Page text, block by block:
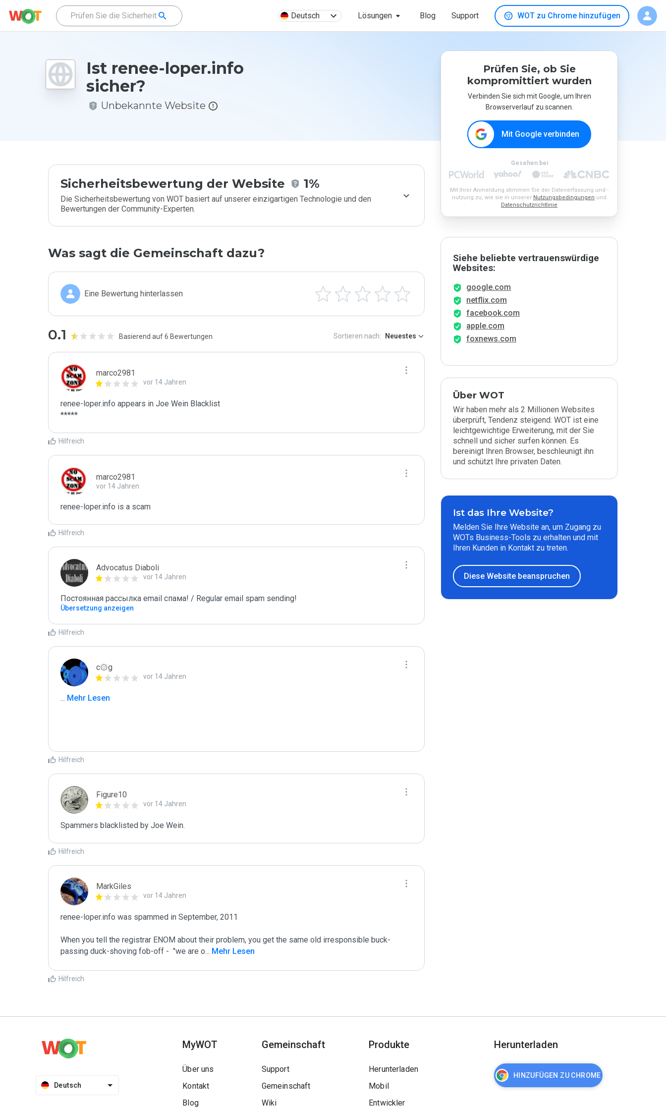
Deutsch Lösungen Blog Support WOT zu Chrome hinzufügen
Ist renee-loper.info
sicher?
Unbekannte Website
Sicherheitsbewertung der Website 1%
Die Sicherheitsbewertung von WOT basiert auf unserer einzigartigen Technologie und den
Bewertungen der Community-Experten.
Was sagt die Gemeinschaft dazu?
Eine Bewertung hinterlassen
0.1 Basierend auf 6 Bewertungen Sortieren nach: Neuestes
marco2981
vor 14 Jahren
renee-loper.info appears in Joe Wein Blacklist
*****
Hilfreich
marco2981
vor 14 Jahren
renee-loper.info is a scam
Hilfreich
Advocatus Diaboli
vor 14 Jahren
Постоянная рассылка email спама! / Regular email spam sending!
Übersetzung anzeigen
Hilfreich
c۞g
vor 14 Jahren
... Mehr Lesen
Hilfreich
Figure10
vor 14 Jahren
Spammers blacklisted by Joe Wein.
Hilfreich
MarkGiles
vor 14 Jahren
renee-loper.info was spammed in September, 2011
When you tell the registrar ENOM about their problem, you get the same old irresponsible buck-
passing duck-shoving fob-off -  "we are o... Mehr Lesen
Hilfreich
Prüfen Sie, ob Sie
kompromittiert wurden
Verbinden Sie sich mit Google, um Ihren
Browserverlauf zu scannen.
Mit Google verbinden
Gesehen bei
Mit Ihrer Anmeldung stimmen Sie der Datenerfassung und -
nutzung zu, wie sie in unserer Nutzungsbedingungen und
Datenschutzrichtlinie
Siehe beliebte vertrauenswürdige
Websites:
google.com
netflix.com
facebook.com
apple.com
foxnews.com
Über WOT
Wir haben mehr als 2 Millionen Websites
überprüft, Tendenz steigend. WOT ist eine
leichtgewichtige Erweiterung, mit der Sie
schnell und sicher surfen können. Es
bereinigt Ihren Browser, beschleunigt ihn
und schützt Ihre privaten Daten.
Ist das Ihre Website?
Melden Sie Ihre Website an, um Zugang zu
WOTs Business-Tools zu erhalten und mit
Ihren Kunden in Kontakt zu treten.
Diese Website beanspruchen
Deutsch
MyWOT
Über uns
Kontakt
Blog
Gemeinschaft
Support
Gemeinschaft
Wiki
Produkte
Herunterladen
Mobil
Entwickler
Herunterladen
HINZUFÜGEN ZU CHROME